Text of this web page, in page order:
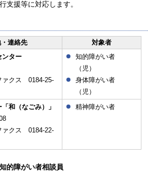
支援等に対応します。
連絡先
対象者
ンター
クス 0184-25-
知的障がい者
（児）
身体障がい者
（児）
和（なごみ）」
クス 0184-22-
精神障がい者
的障がい者相談員